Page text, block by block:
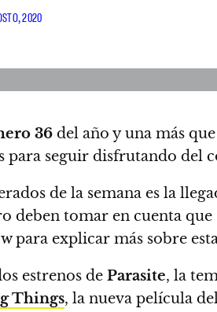
2020
36 del año y una más
para seguir disfrutando del
de la semana es la
deben tomar en cuenta que
para explicar más sobre
estrenos de Parasite, la
Things, la nueva película